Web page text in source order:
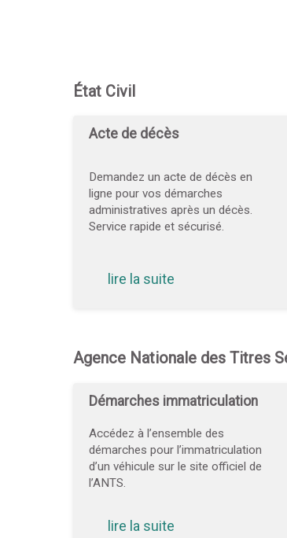
État Civil
Acte de décès
Demandez un acte de décès en
ligne pour vos démarches
administratives après un décès.
Service rapide et sécurisé.
lire la suite
Agence Nationale des Titres
Démarches immatriculation
Accédez à l’ensemble des
démarches pour l’immatriculation
d’un véhicule sur le site officiel de
l’ANTS.
lire la suite